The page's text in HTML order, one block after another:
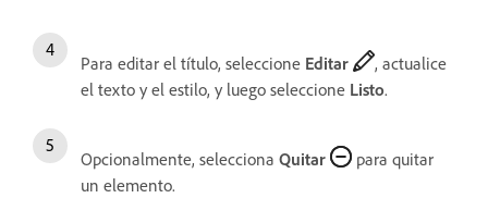
Para editar el título, seleccione Editar
, actualice
el texto y el estilo, y luego seleccione Listo.
Opcionalmente, selecciona Quitar
para quitar
un elemento.